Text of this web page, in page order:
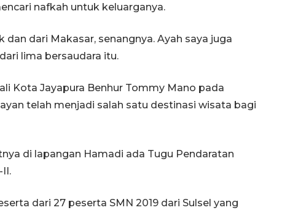
nafkah untuk keluarganya.
dari Makasar, senangnya. Ayah saya juga
lima bersaudara itu.
Kota Jayapura Benhur Tommy Mano pada
telah menjadi salah satu destinasi wisata bagi
di lapangan Hamadi ada Tugu Pendaratan
II.
dari 27 peserta SMN 2019 dari Sulsel yang